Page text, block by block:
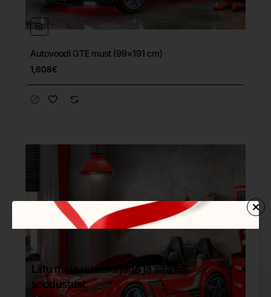
Liitu meie uudiskirjaga ja saa 5%
soodustust
Autovoodi GTE must (99x191 cm)
1,608€